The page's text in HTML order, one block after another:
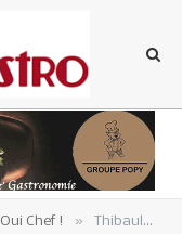
Oui Chef ! » Thibault Gonzales Champion du Monde de Pâté-Croûte 2025